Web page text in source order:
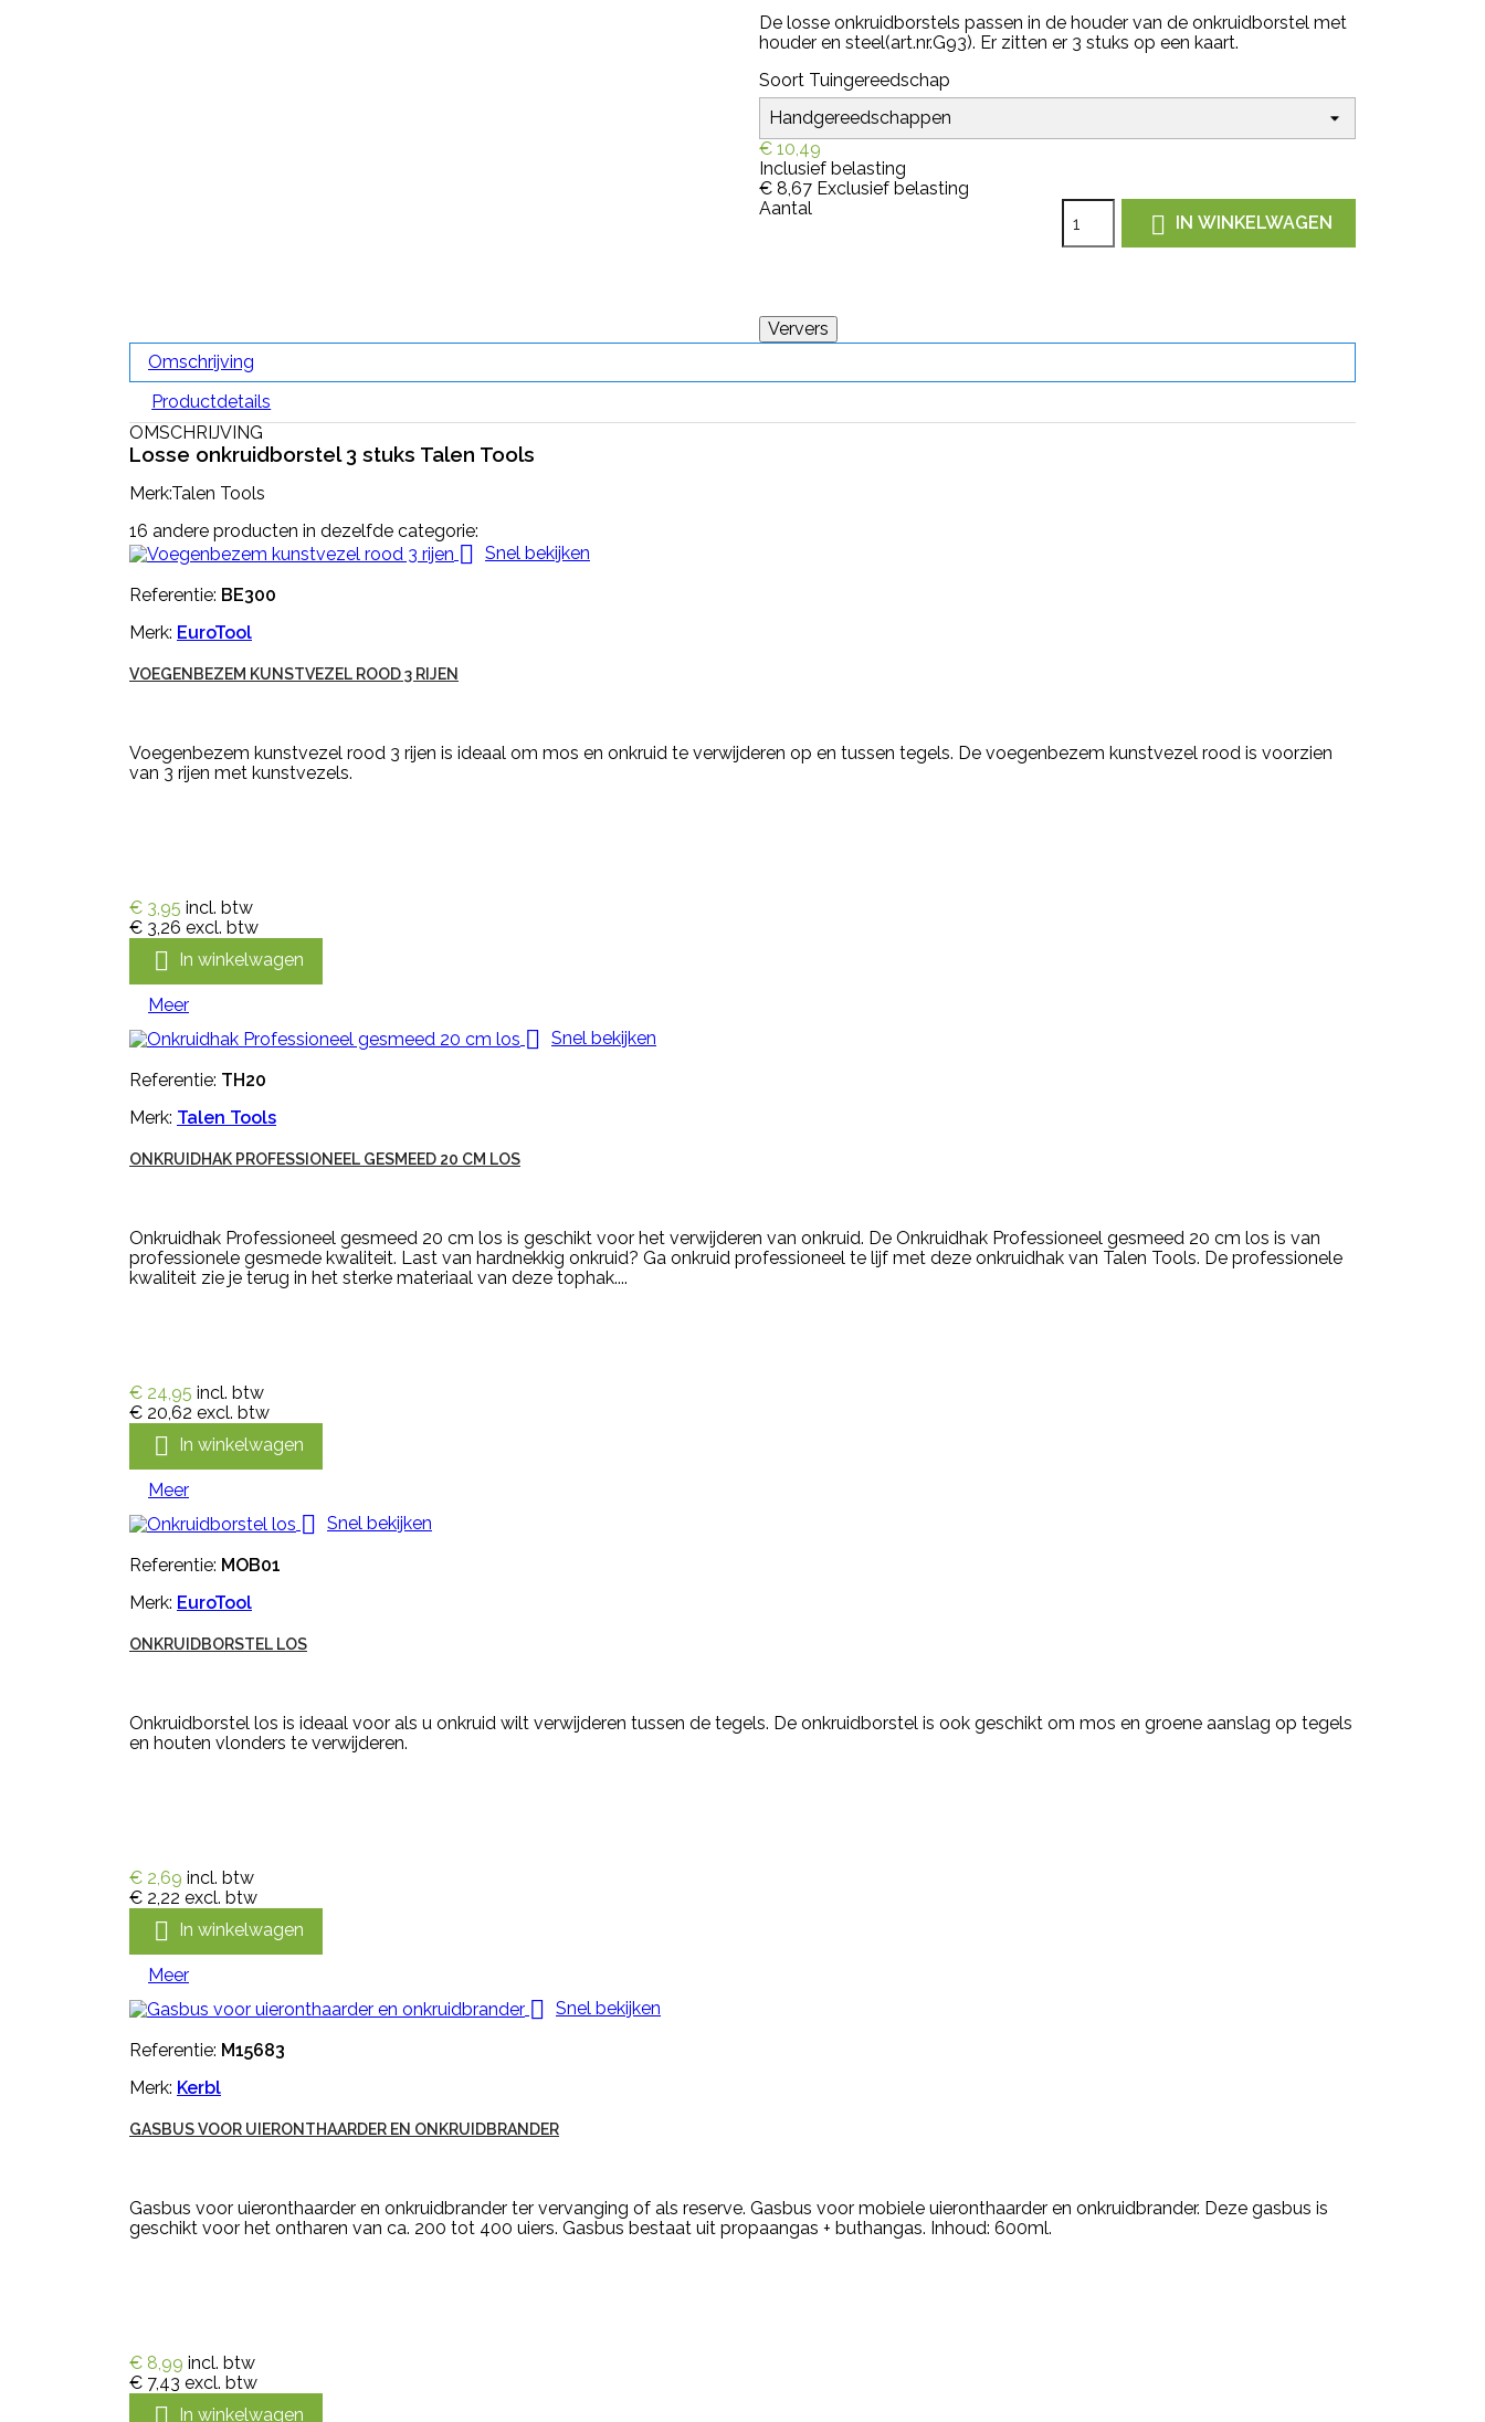
De losse onkruidborstels passen in de houder van de onkruidborstel met
houder en steel(art.nr.G93). Er zitten er 3 stuks op een kaart.
Soort Tuingereedschap
€ 10,49
Inclusief belasting
€ 8,67 Exclusief belasting
Aantal
 IN WINKELWAGEN
Omschrijving
Productdetails
OMSCHRIJVING
Losse onkruidborstel 3 stuks Talen Tools
Merk:Talen Tools
16 andere producten in dezelfde categorie:
 Snel bekijken
Referentie: BE300
Merk: EuroTool
VOEGENBEZEM KUNSTVEZEL ROOD 3 RIJEN
Voegenbezem kunstvezel rood 3 rijen is ideaal om mos en onkruid te verwijderen op en tussen tegels. De voegenbezem kunstvezel rood is voorzien
van 3 rijen met kunstvezels.
€ 3,95 incl. btw
€ 3,26 excl. btw
 In winkelwagen
Meer
 Snel bekijken
Referentie: TH20
Merk: Talen Tools
ONKRUIDHAK PROFESSIONEEL GESMEED 20 CM LOS
Onkruidhak Professioneel gesmeed 20 cm los is geschikt voor het verwijderen van onkruid. De Onkruidhak Professioneel gesmeed 20 cm los is van
professionele gesmede kwaliteit. Last van hardnekkig onkruid? Ga onkruid professioneel te lijf met deze onkruidhak van Talen Tools. De professionele
kwaliteit zie je terug in het sterke materiaal van deze tophak....
€ 24,95 incl. btw
€ 20,62 excl. btw
 In winkelwagen
Meer
 Snel bekijken
Referentie: MOB01
Merk: EuroTool
ONKRUIDBORSTEL LOS
Onkruidborstel los is ideaal voor als u onkruid wilt verwijderen tussen de tegels. De onkruidborstel is ook geschikt om mos en groene aanslag op tegels
en houten vlonders te verwijderen.
€ 2,69 incl. btw
€ 2,22 excl. btw
 In winkelwagen
Meer
 Snel bekijken
Referentie: M15683
Merk: Kerbl
GASBUS VOOR UIERONTHAARDER EN ONKRUIDBRANDER
Gasbus voor uieronthaarder en onkruidbrander ter vervanging of als reserve. Gasbus voor mobiele uieronthaarder en onkruidbrander. Deze gasbus is
geschikt voor het ontharen van ca. 200 tot 400 uiers. Gasbus bestaat uit propaangas + buthangas. Inhoud: 600ml.
€ 8,99 incl. btw
€ 7,43 excl. btw
In winkelwagen